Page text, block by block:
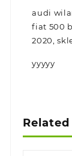
audi
fiat 500
2020,
yyyyy